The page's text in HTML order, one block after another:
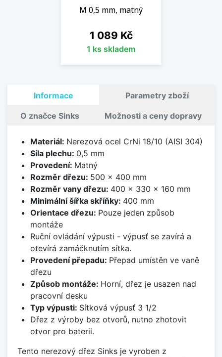
M 0,5 mm, matný
Cena
1 089 Kč
1 ks skladem
Informace Parametry zboží
O značce Sinks Možnosti a ceny dopravy
Materiál: Nerezová ocel CrNi 18/10 (AISI 304)
Síla plechu: 0,5 mm
Provedení: Matný
Rozměr dřezu: 500 x 400 mm
Rozměr vany dřezu: 400 x 330 x 160 mm
Minimální šířka skříňky: 400 mm
Orientace dřezu: Pouze jeden způsob
montáže
Ruční ovládání výpusti - výpusť se zavírá a
otevírá zamáčknutím sítka.
Provedení přepadu: Přepad umístěn ve vaně
dřezu
Způsob montáže: Horní, dřez je usazen nad
pracovní desku
Typ výpusti: Sítková výpusť 3 1/2
Dřez z výroby bez otvorů, nutno zhotovit
otvor pro baterii.
Tento nerezový dřez Sinks je vyroben z